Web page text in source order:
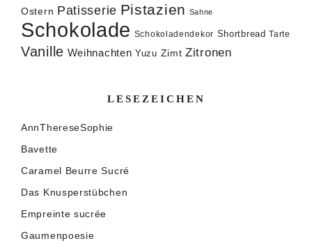
Ostern Patisserie Pistazien Sahne
Schokolade Schokoladendekor Shortbread Tarte
Vanille Weihnachten Yuzu Zimt Zitronen
LESEZEICHEN
AnnThereseSophie
Bavette
Caramel Beurre Sucré
Das Knusperstübchen
Empreinte sucrée
Gaumenpoesie